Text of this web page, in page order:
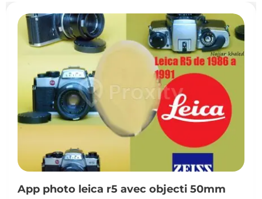
App photo leica r5 avec objecti 50mm